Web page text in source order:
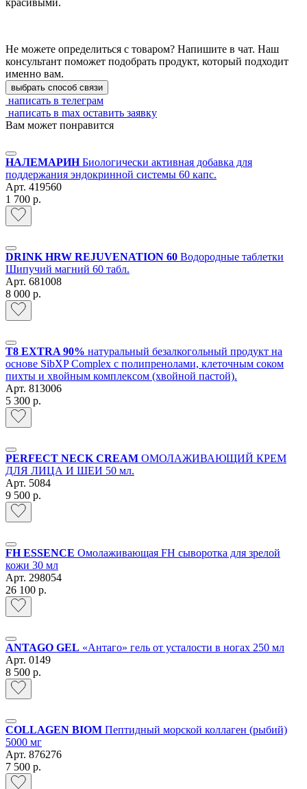
Не можете определиться с товаром? Напишите в чат. Наш
консультант поможет подобрать продукт, который подходит
именно вам.
выбрать способ связи
написать в телеграм
написать в max оставить заявку
Вам может понравится
НАЛЕМАРИНБиологически активная добавка для
поддержания эндокринной системы 60 капс.
Арт. 419560
1 700 р.
DRINK HRW REJUVENATION 60 Водородные таблетки
Шипучий магний 60 табл.
Арт. 681008
8 000 р.
T8 EXTRA 90% натуральный безалкогольный продукт на
основе SibXP Complex с полипренолами, клеточным соком
пихты и хвойным комплексом (хвойной пастой).
Арт. 813006
5 300 р.
PERFECT NECK CREAM ОМОЛАЖИВАЮЩИЙ КРЕМ
ДЛЯ ЛИЦА И ШЕИ 50 мл.
Арт. 5084
9 500 р.
FH ESSENCE Омолаживающая FH сыворотка для зрелой
кожи 30 мл
Арт. 298054
26 100 р.
ANTAGO GEL «Антаго» гель от усталости в ногах 250 мл
Арт. 0149
8 500 р.
COLLAGEN BIOM Пептидный морской коллаген (рыбий)
5000 мг
Арт. 876276
7 500 р.